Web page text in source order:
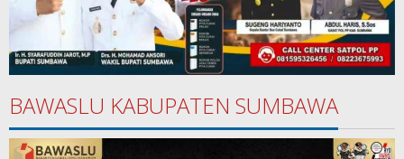
BAWASLU KABUPATEN SUMBAWA